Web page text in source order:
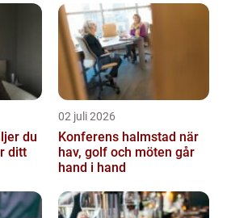
ditt
02 juli 2026
Konferens halmstad när
hav, golf och möten går
hand i hand